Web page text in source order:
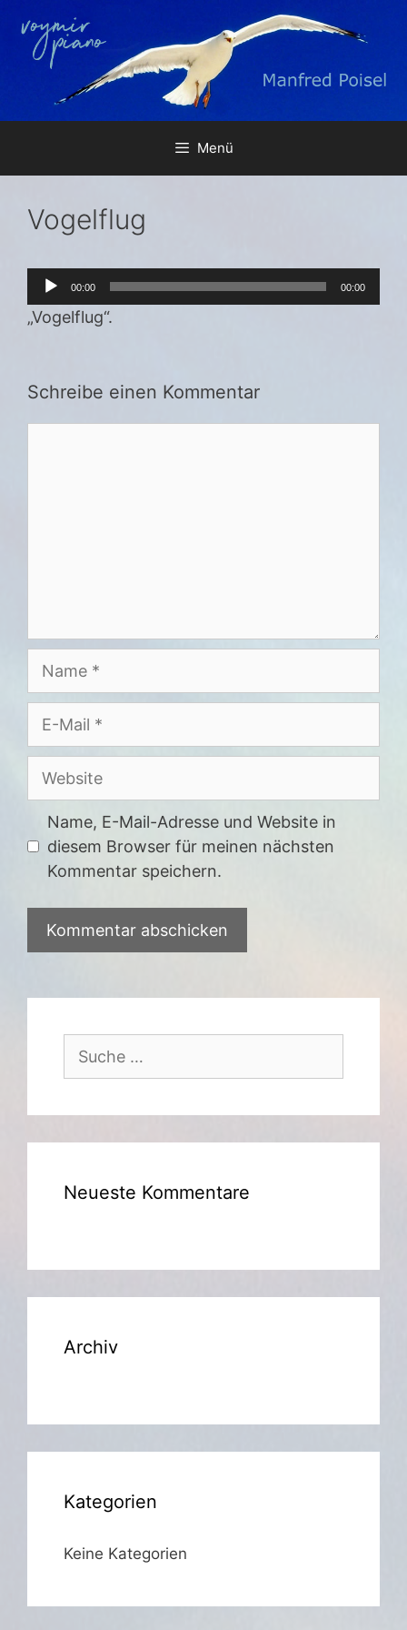
Inhalt
springen
Menü
Vogelflug
Audio-
Player
00:00 00:00
„Vogelflug“.
Schreibe einen Kommentar
Website
Name, E-Mail-Adresse und Website in
diesem Browser für meinen nächsten
Kommentar speichern.
nach:
Neueste Kommentare
Archiv
Kategorien
Keine Kategorien